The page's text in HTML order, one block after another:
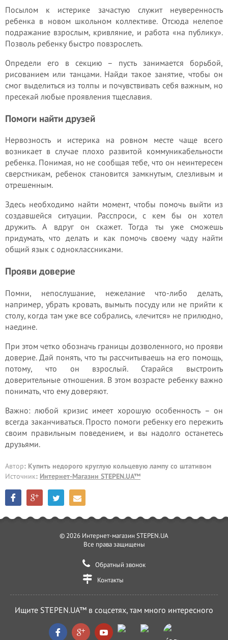
Посылом к истерике зачастую служит неуверенность
ребенка в новом школьном коллективе. Отсюда нелепое
подражание взрослым, кривляние, и работа «на публику».
Позволь ребенку быстро повзрослеть.
Определи его в секцию – пусть занимается борьбой,
рисованием или танцами. Найди такое занятие, чтобы он
смог выделиться из толпы и почувствивать себя важным, но
пресекай любые проявления тщеславия.
Помоги найти друзей
Нервозность и истерика на ровном месте чаще всего
возникает в случае плохо развитой коммуникабельности
ребенка. Понимая, но не сообщая тебе, что он неинтересен
сверстникам, ребенок становится замкнутым, слезливым и
отрешенным.
Здесь необходимо найти момент, чтобы помочь выйти из
создавшейся ситуации. Расспроси, с кем бы он хотел
дружить. А вдруг он скажет. Тогда ты уже сможешь
придумать, что делать и как помочь своему чаду найти
общий язык с одноклассниками.
Прояви доверие
Помни, непослушание, нежелание что-либо делать,
например, убрать кровать, вымыть посуду или не прийти к
столу, когда там уже все собрались, «лечится» не прилюдно,
наедине.
При этом четко обозначь границы дозволенного, но прояви
доверие. Дай понять, что ты рассчитываешь на его помощь,
потому, что он взрослый. Старайся выстроить
доверительные отношения. В этом возрасте ребенку важно
понимать, что ему доверяют.
Важно: любой кризис имеет хорошую особенность – он
всегда заканчиваться. Просто помоги ребенку его пережить
своим правильным поведением, и вы надолго останетесь
друзьями.
Автор: Купить недорого круглую кольцевую лампу со штативом
Источник: Интернет-Магазин STEPEN.UA™
© 2026 Интернет-магазин STEPEN.UA
Все права защищены
Обратный звонок
Контакты
Ищите STEPEN.UA™ в соцсетях, там много интересного